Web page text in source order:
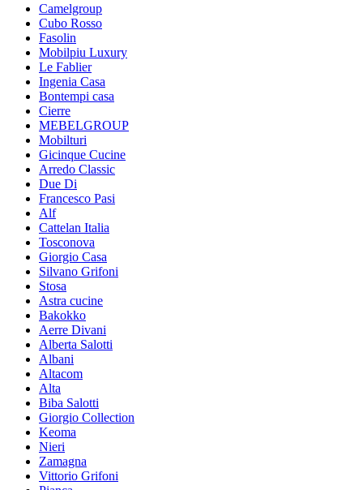
Camelgroup
Cubo Rosso
Fasolin
Mobilpiu Luxury
Le Fablier
Ingenia Casa
Bontempi casa
Cierre
MEBELGROUP
Mobilturi
Gicinque Cucine
Arredo Classic
Due Di
Francesco Pasi
Alf
Cattelan Italia
Tosconova
Giorgio Casa
Silvano Grifoni
Stosa
Astra cucine
Bakokko
Aerre Divani
Alberta Salotti
Albani
Altacom
Alta
Biba Salotti
Giorgio Collection
Keoma
Nieri
Zamagna
Vittorio Grifoni